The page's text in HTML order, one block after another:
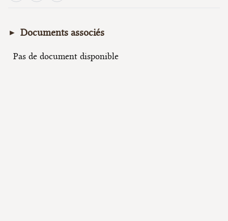
Documents associés
Pas de document disponible